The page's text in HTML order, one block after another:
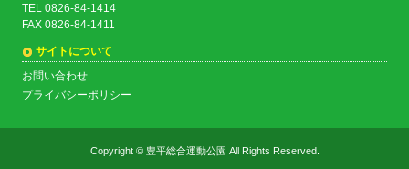
TEL 0826-84-1414
FAX 0826-84-1411
サイトについて
お問い合わせ
プライバシーポリシー
Copyright © 豊平総合運動公園 All Rights Reserved.